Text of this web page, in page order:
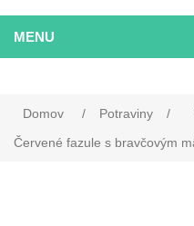
MENU
Domov / Potraviny /
Červené fazule s bravčovým